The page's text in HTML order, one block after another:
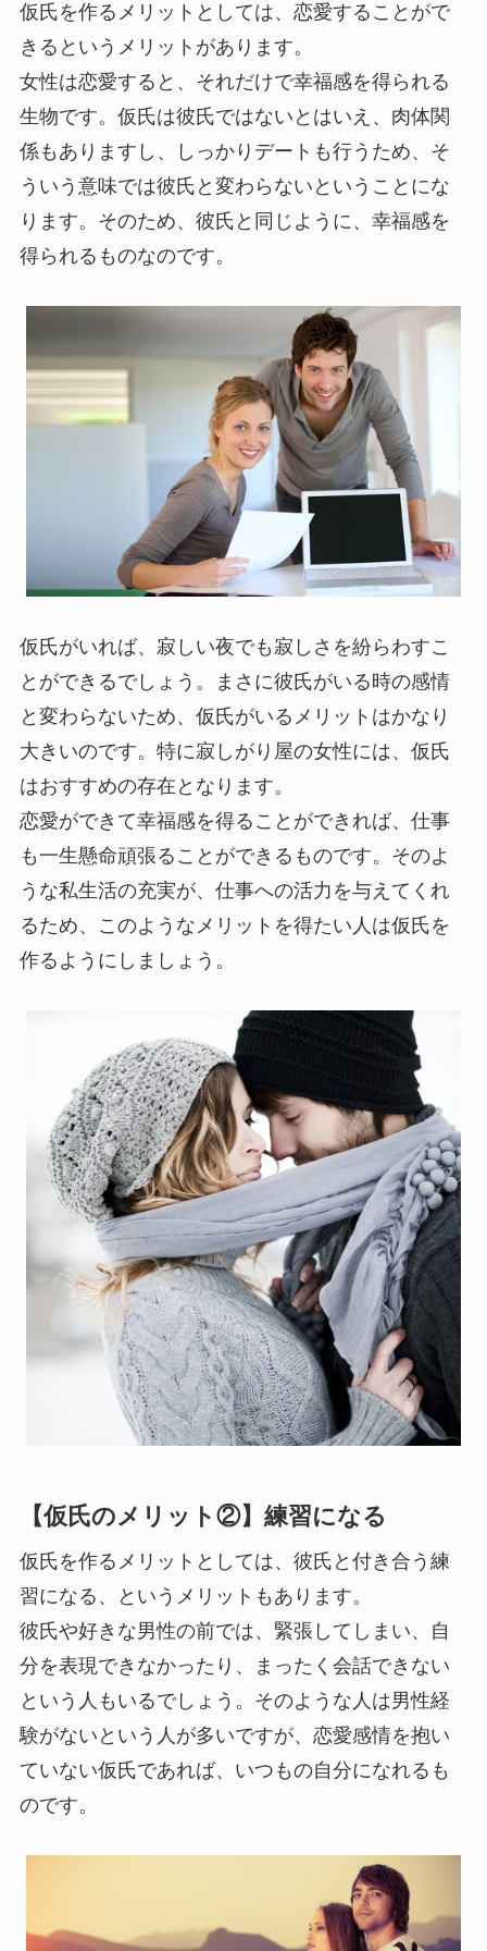
仮氏を作るメリットとしては、恋愛することがで
きるというメリットがあります。
女性は恋愛すると、それだけで幸福感を得られる
生物です。仮氏は彼氏ではないとはいえ、肉体関
係もありますし、しっかりデートも行うため、そ
ういう意味では彼氏と変わらないということにな
ります。そのため、彼氏と同じように、幸福感を
得られるものなのです。
仮氏がいれば、寂しい夜でも寂しさを紛らわすこ
とができるでしょう。まさに彼氏がいる時の感情
と変わらないため、仮氏がいるメリットはかなり
大きいのです。特に寂しがり屋の女性には、仮氏
はおすすめの存在となります。
恋愛ができて幸福感を得ることができれば、仕事
も一生懸命頑張ることができるものです。そのよ
うな私生活の充実が、仕事への活力を与えてくれ
るため、このようなメリットを得たい人は仮氏を
作るようにしましょう。
【仮氏のメリット②】練習になる
仮氏を作るメリットとしては、彼氏と付き合う練
習になる、というメリットもあります。
彼氏や好きな男性の前では、緊張してしまい、自
分を表現できなかったり、まったく会話できない
という人もいるでしょう。そのような人は男性経
験がないという人が多いですが、恋愛感情を抱い
ていない仮氏であれば、いつもの自分になれるも
のです。